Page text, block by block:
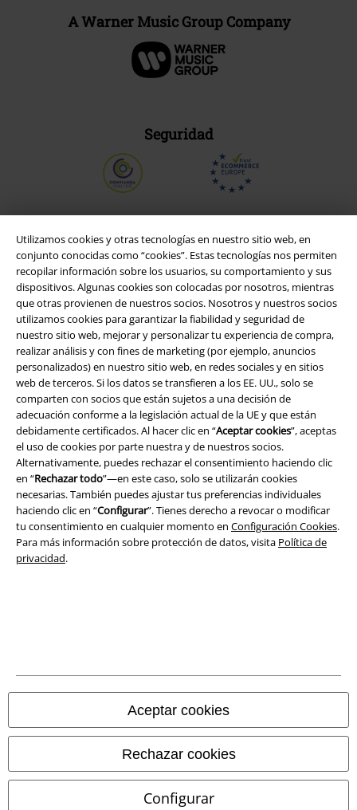
Utilizamos cookies y otras tecnologías en nuestro sitio web, en
conjunto conocidas como “cookies”. Estas tecnologías nos permiten
recopilar información sobre los usuarios, su comportamiento y sus
dispositivos. Algunas cookies son colocadas por nosotros, mientras
que otras provienen de nuestros socios. Nosotros y nuestros socios
utilizamos cookies para garantizar la fiabilidad y seguridad de
nuestro sitio web, mejorar y personalizar tu experiencia de compra,
realizar análisis y con fines de marketing (por ejemplo, anuncios
personalizados) en nuestro sitio web, en redes sociales y en sitios
web de terceros. Si los datos se transfieren a los EE. UU., solo se
comparten con socios que están sujetos a una decisión de
adecuación conforme a la legislación actual de la UE y que están
debidamente certificados. Al hacer clic en “Aceptar cookies”, aceptas
el uso de cookies por parte nuestra y de nuestros socios.
Alternativamente, puedes rechazar el consentimiento haciendo clic
en “Rechazar todo”—en este caso, solo se utilizarán cookies
necesarias. También puedes ajustar tus preferencias individuales
haciendo clic en “Configurar”. Tienes derecho a revocar o modificar
tu consentimiento en cualquier momento en Configuración Cookies.
Para más información sobre protección de datos, visita Política de
privacidad.
Aceptar cookies
Rechazar cookies
Configurar
A Warner Music Group Company
Seguridad
Legal
Términos y Condiciones
Aviso Legal
Ley protección de datos
Eliminación de residuos y protección del medioambiente
Declaración de Conformidad
© 1986-2026 E.M.P. Merchandising HGmbH
Tiendas EMP online